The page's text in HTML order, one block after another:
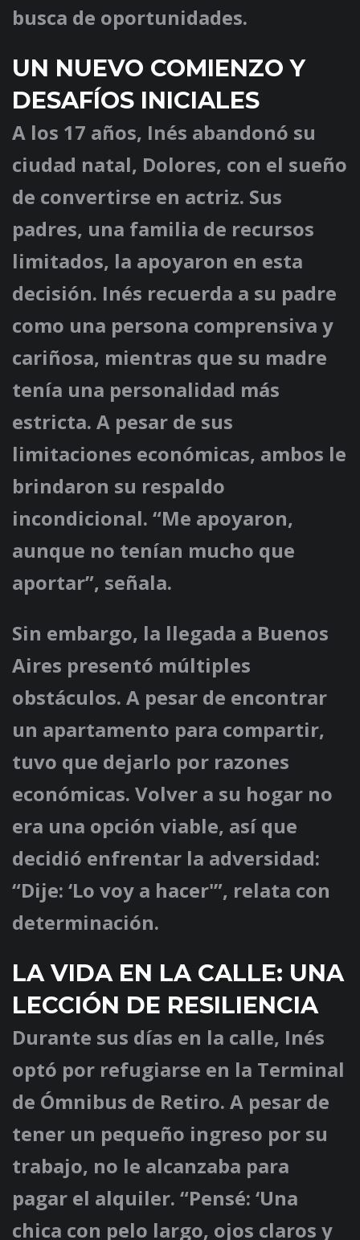
busca de oportunidades.
UN NUEVO COMIENZO Y
DESAFÍOS INICIALES
A los 17 años, Inés abandonó su
ciudad natal, Dolores, con el sueño
de convertirse en actriz. Sus
padres, una familia de recursos
limitados, la apoyaron en esta
decisión. Inés recuerda a su padre
como una persona comprensiva y
cariñosa, mientras que su madre
tenía una personalidad más
estricta. A pesar de sus
limitaciones económicas, ambos le
brindaron su respaldo
incondicional. “Me apoyaron,
aunque no tenían mucho que
aportar”, señala.
Sin embargo, la llegada a Buenos
Aires presentó múltiples
obstáculos. A pesar de encontrar
un apartamento para compartir,
tuvo que dejarlo por razones
económicas. Volver a su hogar no
era una opción viable, así que
decidió enfrentar la adversidad:
“Dije: ‘Lo voy a hacer'”, relata con
determinación.
LA VIDA EN LA CALLE: UNA
LECCIÓN DE RESILIENCIA
Durante sus días en la calle, Inés
optó por refugiarse en la Terminal
de Ómnibus de Retiro. A pesar de
tener un pequeño ingreso por su
trabajo, no le alcanzaba para
pagar el alquiler. “Pensé: ‘Una
chica con pelo largo, ojos claros y